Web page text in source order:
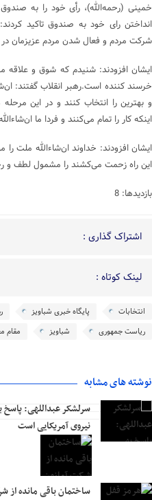
خمینی (رحمه‌الله)، رأی خود را به
انداختن رای خود به صندوق تاکید
شرکت مردم و فعال شدن مردم عزیزمان
ایشان افزودند: شنیدم که شوق و علاقه
خرسند کننده است.رهبر انقلاب گفتند:
و بهترین را انتخاب کنند و در این
اینکه کار را تمام می‌کنند و فردا ما
ایشان افزودند: خداوند ان‌شاءالله ملت
این راه زحمت می‌کشند را مشمول لطف و
بازدیدها: 8
اشتراک گذاری :
لینک کوتاه :
انتخابات پایگاه خبری شباویز
ریاست جمهوری
شباویز مقام
نوشته های مشابه
سرلشکر عبداللهی: پاسخ
نیروی آمریکایی است
ساختمان باقی مانده از